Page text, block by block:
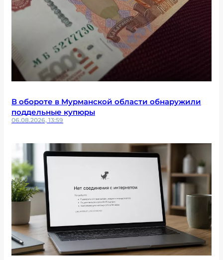
В обороте в Мурманской области обнаружили
поддельные купюры
06.08.2026, 13:59